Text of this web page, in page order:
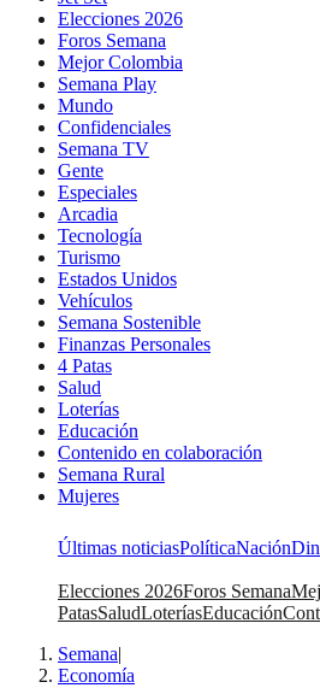
Elecciones 2026
Foros Semana
Mejor Colombia
Semana Play
Mundo
Confidenciales
Semana TV
Gente
Especiales
Arcadia
Tecnología
Turismo
Estados Unidos
Vehículos
Semana Sostenible
Finanzas Personales
4 Patas
Salud
Loterías
Educación
Contenido en colaboración
Semana Rural
Mujeres
Últimas noticiasPolíticaNación
Elecciones 2026Foros Semana
PatasSaludLoteríasEducación
Semana|
Economía